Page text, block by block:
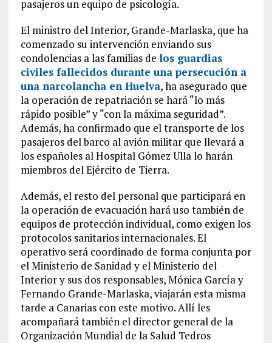
pasajeros un equipo de psicología.
El ministro del Interior, Grande-Marlaska, que ha
comenzado su intervención enviando sus
condolencias a las familias de los guardias
civiles fallecidos durante una persecución a
una narcolancha en Huelva, ha asegurado que
la operación de repatriación se hará “lo más
rápido posible” y “con la máxima seguridad”.
Además, ha confirmado que el transporte de los
pasajeros del barco al avión militar que llevará a
los españoles al Hospital Gómez Ulla lo harán
miembros del Ejército de Tierra.
Además, el resto del personal que participará en
la operación de evacuación hará uso también de
equipos de protección individual, como exigen los
protocolos sanitarios internacionales. El
operativo será coordinado de forma conjunta por
el Ministerio de Sanidad y el Ministerio del
Interior y sus dos responsables, Mónica García y
Fernando Grande-Marlaska, viajarán esta misma
tarde a Canarias con este motivo. Allí les
acompañará también el director general de la
Organización Mundial de la Salud Tedros